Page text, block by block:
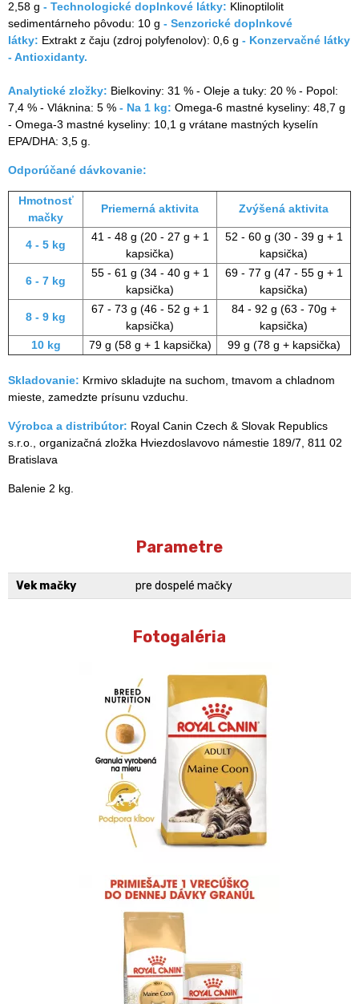
2,58 g - Technologické doplnkové látky: Klinoptilolit
sedimentárneho pôvodu: 10 g - Senzorické doplnkové
látky: Extrakt z čaju (zdroj polyfenolov): 0,6 g - Konzervačné látky
- Antioxidanty.
Analytické zložky: Bielkoviny: 31 % - Oleje a tuky: 20 % - Popol:
7,4 % - Vláknina: 5 % - Na 1 kg: Omega-6 mastné kyseliny: 48,7 g
- Omega-3 mastné kyseliny: 10,1 g vrátane mastných kyselín
EPA/DHA: 3,5 g.
Odporúčané dávkovanie:
Hmotnosť
mačky
Priemerná aktivita Zvýšená aktivita
4 - 5 kg
41 - 48 g (20 - 27 g + 1
kapsička)
52 - 60 g (30 - 39 g + 1
kapsička)
6 - 7 kg
55 - 61 g (34 - 40 g + 1
kapsička)
69 - 77 g (47 - 55 g + 1
kapsička)
8 - 9 kg
67 - 73 g (46 - 52 g + 1
kapsička)
84 - 92 g (63 - 70g +
kapsička)
10 kg
79 g (58 g + 1 kapsička) 99 g (78 g + kapsička)
Skladovanie: Krmivo skladujte na suchom, tmavom a chladnom
mieste, zamedzte prísunu vzduchu.
Výrobca a distribútor: Royal Canin Czech & Slovak Republics
s.r.o., organizačná zložka Hviezdoslavovo námestie 189/7, 811 02
Bratislava
Balenie 2 kg.
Parametre
Vek mačky pre dospelé mačky
Fotogaléria